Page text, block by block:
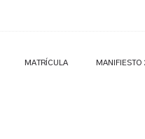
MATRÍCULA MANIFIESTO